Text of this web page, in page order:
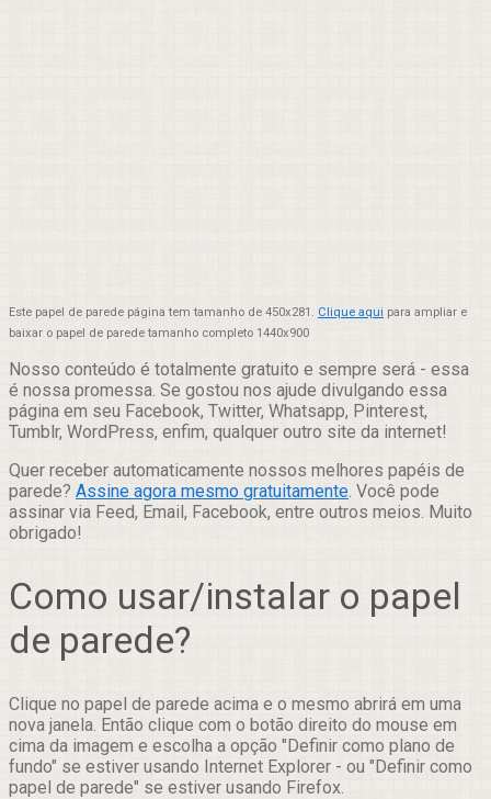
Este papel de parede página tem tamanho de 450x281. Clique aqui para ampliar e
baixar o papel de parede tamanho completo 1440x900
Nosso conteúdo é totalmente gratuito e sempre será - essa
é nossa promessa. Se gostou nos ajude divulgando essa
página em seu Facebook, Twitter, Whatsapp, Pinterest,
Tumblr, WordPress, enfim, qualquer outro site da internet!
Quer receber automaticamente nossos melhores papéis de
parede? Assine agora mesmo gratuitamente. Você pode
assinar via Feed, Email, Facebook, entre outros meios. Muito
obrigado!
Como usar/instalar o papel
de parede?
Clique no papel de parede acima e o mesmo abrirá em uma
nova janela. Então clique com o botão direito do mouse em
cima da imagem e escolha a opção "Definir como plano de
fundo" se estiver usando Internet Explorer - ou "Definir como
papel de parede" se estiver usando Firefox.